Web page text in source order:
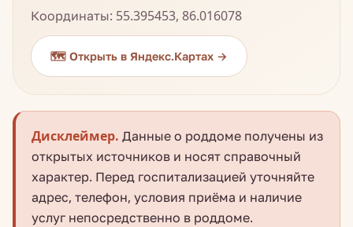
Координаты: 55.395453, 86.016078
🗺️ Открыть в Яндекс.Картах →
Дисклеймер. Данные о роддоме получены из
открытых источников и носят справочный
характер. Перед госпитализацией уточняйте
адрес, телефон, условия приёма и наличие
услуг непосредственно в роддоме.